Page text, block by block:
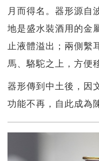
月而得名。器形源自
地是盛水裝酒用的金
止液體溢出；兩側繫
馬、駱駝之上，方便
器形傳到中土後，因
功能不再，自此成為